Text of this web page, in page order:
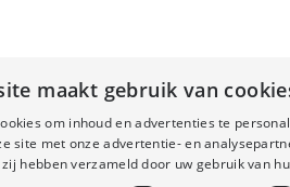
maakt gebruik van
om inhoud en advertenties te
site met onze advertentie- en
hebben verzameld door uw gebruik van